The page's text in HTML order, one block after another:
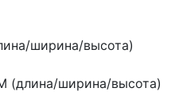
ширина/высота)
(длина/ширина/высота)